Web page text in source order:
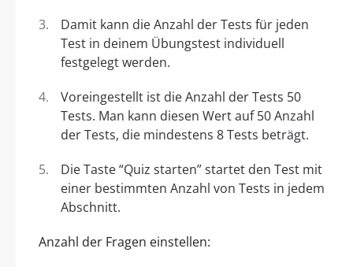
Damit kann die Anzahl der Tests für jeden
Test in deinem Übungstest individuell
festgelegt werden.
Voreingestellt ist die Anzahl der Tests 50
Tests. Man kann diesen Wert auf 50 Anzahl
der Tests, die mindestens 8 Tests beträgt.
Die Taste “Quiz starten” startet den Test mit
einer bestimmten Anzahl von Tests in jedem
Abschnitt.
Anzahl der Fragen einstellen: